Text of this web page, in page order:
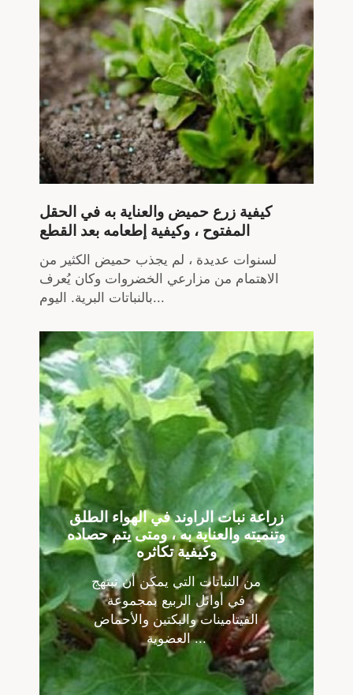
كيفية زرع حميض والعناية به في الحقل
المفتوح ، وكيفية إطعامه بعد القطع
لسنوات عديدة ، لم يجذب حميض الكثير من
الاهتمام من مزارعي الخضروات وكان يُعرف
بالنباتات البرية. اليوم...
زراعة نبات الراوند في الهواء الطلق
وتنميته والعناية به ، ومتى يتم حصاده
وكيفية تكاثره
من النباتات التي يمكن أن تبتهج
في أوائل الربيع بمجموعة
الفيتامينات والبكتين والأحماض
العضوية ...